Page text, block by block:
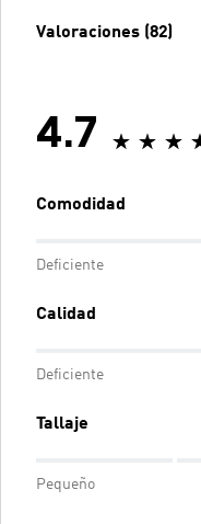
Valoraciones (82)
4.7
Comodidad
Deficiente
Calidad
Deficiente
Tallaje
Pequeño